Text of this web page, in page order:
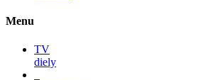
Menu
TV
diely